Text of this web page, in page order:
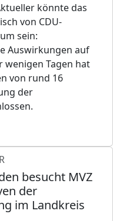
könnte das
von CDU-
sein:
Auswirkungen auf
wenigen Tagen hat
von rund 16
der
besucht MVZ
der
im Landkreis